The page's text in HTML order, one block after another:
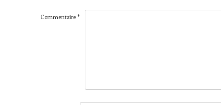
Commentaire *